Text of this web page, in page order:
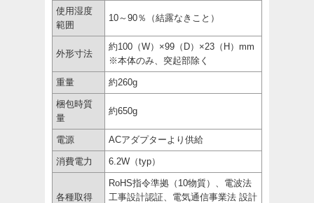
使用湿度
範囲
10～90％（結露なきこと）
外形寸法
約100（W）×99（D）×23（H）mm
※本体のみ、突起部除く
重量 約260g
梱包時質
量
約650g
電源 ACアダプターより供給
消費電力 6.2W（typ）
各種取得
RoHS指令準拠（10物質）、電波法
工事設計認証、電気通信事業法 設計